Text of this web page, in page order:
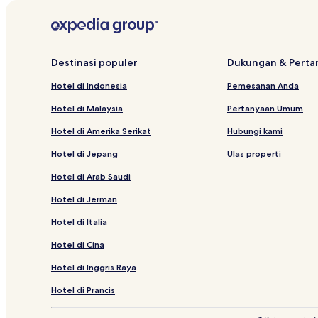
Resor & Hotel dengan Spa di Makassar
Hotel dekat Air Terjun Takapala
Hotel dekat Pelabuhan Makasar
Hotel Keluarga di Makassar
Hotel di Marusu
Hotel dekat Benteng Rotterdam
Hotel Bintang 3 di Panakkukang
Hotel di Topejawa
Hotel di Sungguminasa
Destinasi populer
Hotel di Indonesia
Hotel di Malaysia
Hotel di Amerika Serikat
Hotel di Jepang
Hotel di Arab Saudi
Hotel di Jerman
Hotel di Italia
Hotel di Cina
Hotel di Inggris Raya
Hotel di Prancis
Dukungan &
Pemesanan Anda
Pertanyaan Umum
Hubungi kami
Ulas properti